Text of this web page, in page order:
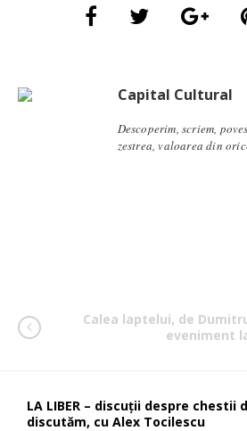
Capital Cultural
Descoperim, scriem,
zestrea, valoarea din
Calea laptelui, de
eveniment
LA LIBER – discuții despre chestii
discutăm, cu Alex Tocilescu